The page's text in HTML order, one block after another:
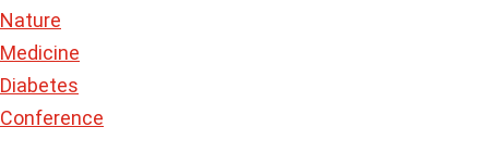
Nature
Medicine
Diabetes
Conference